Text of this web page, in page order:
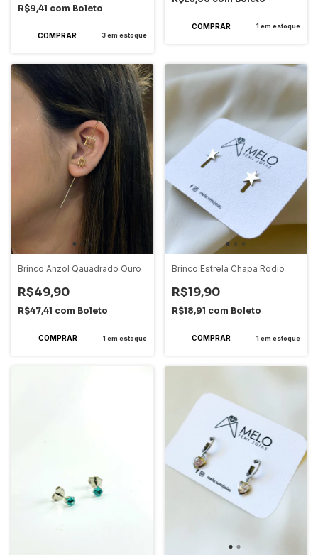
R$9,41 com Boleto
3em estoque
1 em estoque
Brinco Anzol Qauadrado Ouro
R$49,90
R$47,41 com Boleto
1 em estoque
Brinco Estrela Chapa Rodio
R$19,90
R$18,91 com Boleto
1 em estoque